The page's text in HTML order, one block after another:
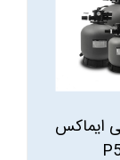
ایماکس